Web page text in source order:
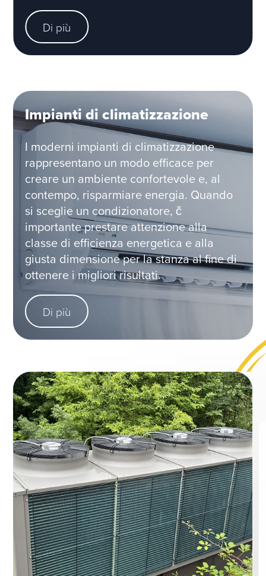
Di più
Impianti di climatizzazione
I moderni impianti di climatizzazione
rappresentano un modo efficace per
creare un ambiente confortevole e, al
contempo, risparmiare energia. Quando
si sceglie un condizionatore, č
importante prestare attenzione alla
classe di efficienza energetica e alla
giusta dimensione per la stanza al fine di
ottenere i migliori risultati.
Di più